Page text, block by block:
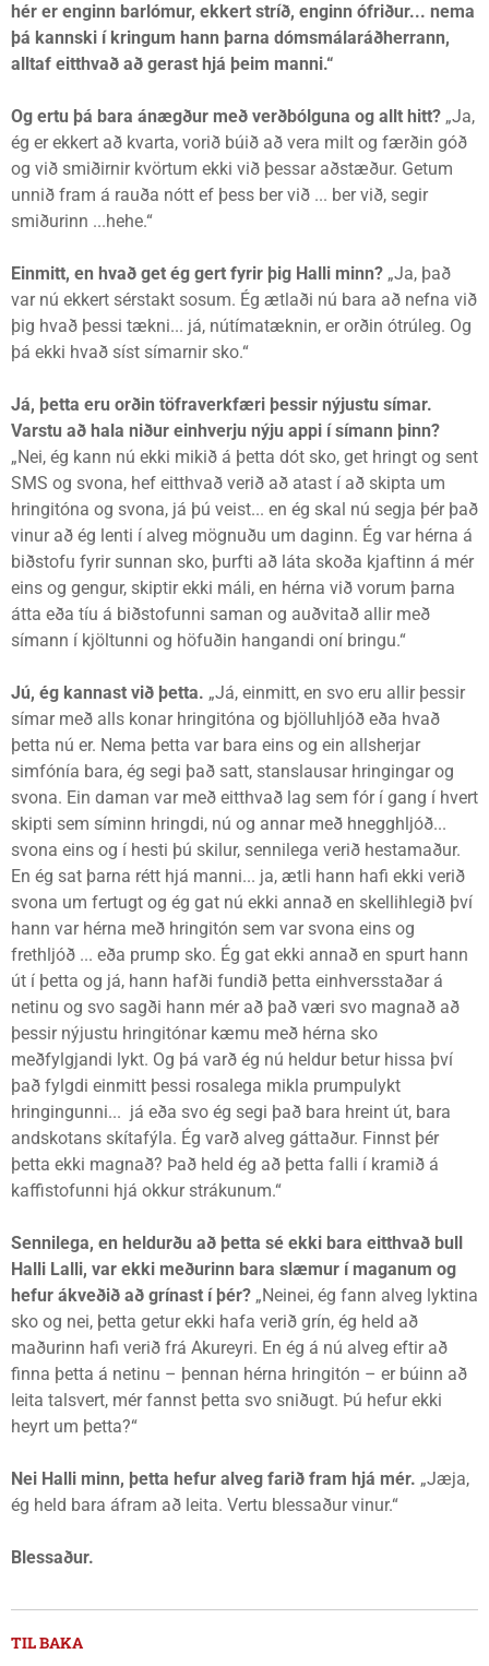
hér er enginn barlómur, ekkert stríð, enginn ófriður... nema
þá kannski í kringum hann þarna dómsmálaráðherrann,
alltaf eitthvað að gerast hjá þeim manni.“
Og ertu þá bara ánægður með verðbólguna og allt hitt? „Ja,
ég er ekkert að kvarta, vorið búið að vera milt og færðin góð
og við smiðirnir kvörtum ekki við þessar aðstæður. Getum
unnið fram á rauða nótt ef þess ber við ... ber við, segir
smiðurinn ...hehe.“
Einmitt, en hvað get ég gert fyrir þig Halli minn? „Ja, það
var nú ekkert sérstakt sosum. Ég ætlaði nú bara að nefna við
þig hvað þessi tækni... já, nútímatæknin, er orðin ótrúleg. Og
þá ekki hvað síst símarnir sko.“
Já, þetta eru orðin töfraverkfæri þessir nýjustu símar.
Varstu að hala niður einhverju nýju appi í símann þinn?
„Nei, ég kann nú ekki mikið á þetta dót sko, get hringt og sent
SMS og svona, hef eitthvað verið að atast í að skipta um
hringitóna og svona, já þú veist... en ég skal nú segja þér það
vinur að ég lenti í alveg mögnuðu um daginn. Ég var hérna á
biðstofu fyrir sunnan sko, þurfti að láta skoða kjaftinn á mér
eins og gengur, skiptir ekki máli, en hérna við vorum þarna
átta eða tíu á biðstofunni saman og auðvitað allir með
símann í kjöltunni og höfuðin hangandi oní bringu.“
Jú, ég kannast við þetta. „Já, einmitt, en svo eru allir þessir
símar með alls konar hringitóna og bjölluhljóð eða hvað
þetta nú er. Nema þetta var bara eins og ein allsherjar
simfónía bara, ég segi það satt, stanslausar hringingar og
svona. Ein daman var með eitthvað lag sem fór í gang í hvert
skipti sem síminn hringdi, nú og annar með hnegghljóð...
svona eins og í hesti þú skilur, sennilega verið hestamaður.
En ég sat þarna rétt hjá manni... ja, ætli hann hafi ekki verið
svona um fertugt og ég gat nú ekki annað en skellihlegið því
hann var hérna með hringitón sem var svona eins og
frethljóð ... eða prump sko. Ég gat ekki annað en spurt hann
út í þetta og já, hann hafði fundið þetta einhversstaðar á
netinu og svo sagði hann mér að það væri svo magnað að
þessir nýjustu hringitónar kæmu með hérna sko
meðfylgjandi lykt. Og þá varð ég nú heldur betur hissa því
það fylgdi einmitt þessi rosalega mikla prumpulykt
hringingunni... já eða svo ég segi það bara hreint út, bara
andskotans skítafýla. Ég varð alveg gáttaður. Finnst þér
þetta ekki magnað? Það held ég að þetta falli í kramið á
kaffistofunni hjá okkur strákunum.“
Sennilega, en heldurðu að þetta sé ekki bara eitthvað bull
Halli Lalli, var ekki meðurinn bara slæmur í maganum og
hefur ákveðið að grínast í þér? „Neinei, ég fann alveg lyktina
sko og nei, þetta getur ekki hafa verið grín, ég held að
maðurinn hafi verið frá Akureyri. En ég á nú alveg eftir að
finna þetta á netinu – þennan hérna hringitón – er búinn að
leita talsvert, mér fannst þetta svo sniðugt. Þú hefur ekki
heyrt um þetta?“
Nei Halli minn, þetta hefur alveg farið fram hjá mér. „Jæja,
ég held bara áfram að leita. Vertu blessaður vinur.“
Blessaður.
TIL BAKA